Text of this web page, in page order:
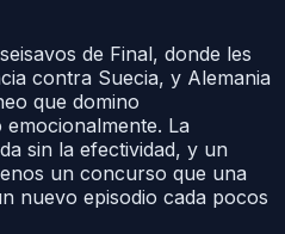
de Final, donde les
contra Suecia, y Alemania
que domino
La
sin la efectividad, y un
un concurso que una
nuevo episodio cada pocos